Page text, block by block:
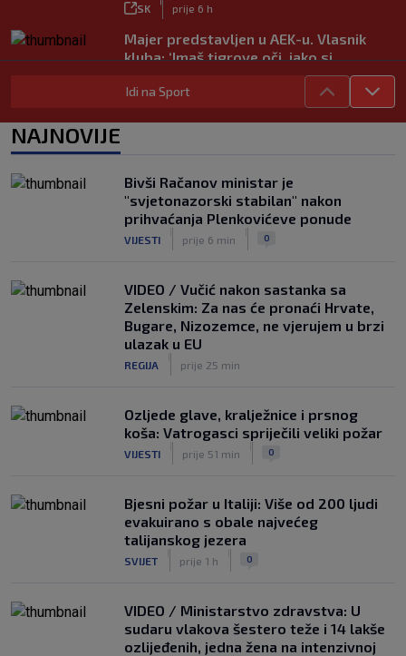
SK prije 6 h
Majer predstavljen u AEK-u. Vlasnik
kluba: ‘Imaš tigrove oči, jako si
SK
|
prije 5 h
Bio je hit druge lige, a sada s Istrom
SK
|
prije 6 h
VIDEO / Tenisač se požalio na
gledatelja koji mu je smetao, reakcija
suca je hit
Idi na Sport
NAJNOVIJE
Bivši Račanov ministar je
"svjetonazorski stabilan" nakon
prihvaćanja Plenkovićeve ponude
VIJESTI prije 6 min 0
VIDEO / Vučić nakon sastanka sa
Zelenskim: Za nas će pronaći Hrvate,
Bugare, Nizozemce, ne vjerujem u brzi
ulazak u EU
REGIJA prije 25 min
Ozljede glave, kralježnice i prsnog
koša: Vatrogasci spriječili veliki požar
VIJESTI prije 51 min 0
Bjesni požar u Italiji: Više od 200 ljudi
evakuirano s obale najvećeg
talijanskog jezera
SVIJET prije 1 h 0
VIDEO / Ministarstvo zdravstva: U
sudaru vlakova šestero teže i 14 lakše
ozlijeđenih, jedna žena na intenzivnoj